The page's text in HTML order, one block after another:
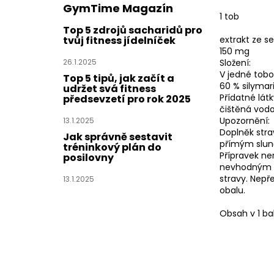
GymTime Magazín
Top 5 zdrojů sacharidů pro
tvůj fitness jídelníček
26.1.2025
Top 5 tipů, jak začít a
udržet svá fitness
předsevzetí pro rok 2025
13.1.2025
Jak správně sestavit
tréninkový plán do
posilovny
13.1.2025
1 tob
extrakt ze
150 mg
Složení:
V jedné
60 %
Přídatné
čištěná
Upozornění:
Doplněk
přímým
Přípravek
nevhodným
stravy.
obalu.
Obsah v 1